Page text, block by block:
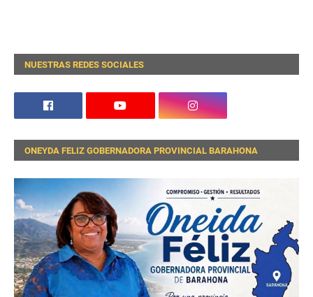
NUESTRAS REDES SOCIALES
ONEYDA FELIZ GOBERNADORA PROVINCIAL BARAHONA